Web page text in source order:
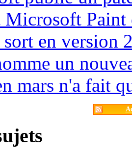
Paint
en version
un
mars n'a fait